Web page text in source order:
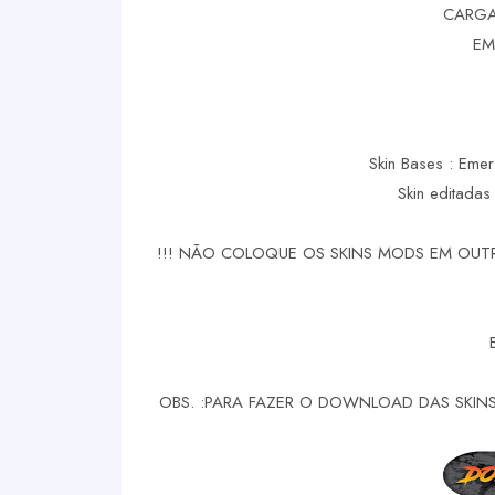
Skin Bases :
Skin
!!! NÃO COLOQUE OS SKINS MODS EM
OBS. :PARA FAZER O DOWNLOAD DAS